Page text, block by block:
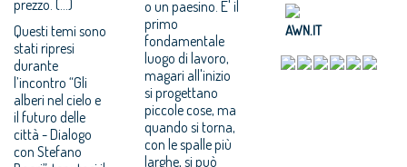
prezzo. (...)
Questi temi sono
stati ripresi
durante
l’incontro “Gli
alberi nel cielo e
il futuro delle
città - Dialogo
con Stefano
o un paesino. E' il
primo
fondamentale
luogo di lavoro,
magari all'inizio
si progettano
piccole cose, ma
quando si torna,
con le spalle più
larghe, si può
AWN.IT